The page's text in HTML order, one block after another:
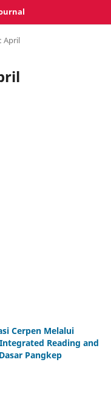
April
Cerpen Melalui
Reading and
Pangkep